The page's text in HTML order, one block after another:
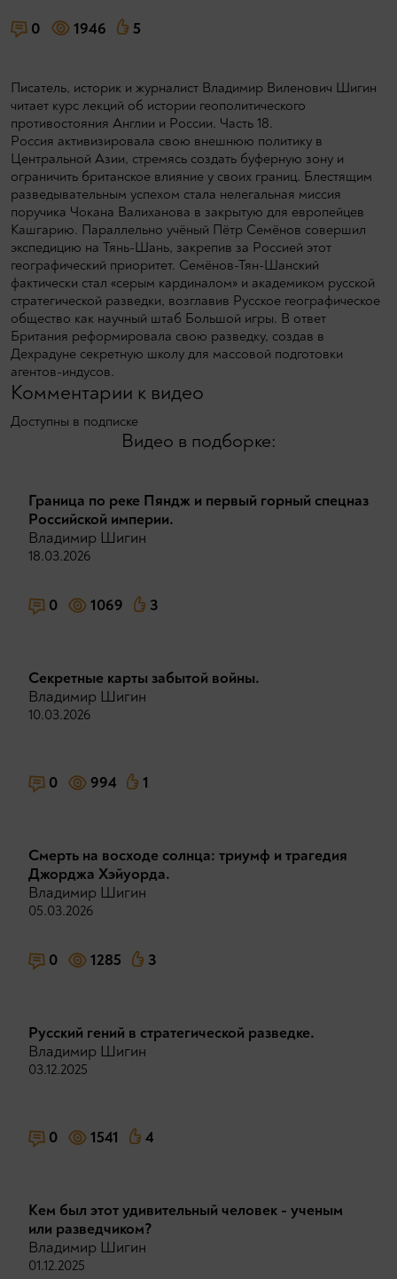
0 1946 5
Писатель, историк и журналист Владимир Виленович Шигин
читает курс лекций об истории геополитического
противостояния Англии и России. Часть 18.
Россия активизировала свою внешнюю политику в
Центральной Азии, стремясь создать буферную зону и
ограничить британское влияние у своих границ. Блестящим
разведывательным успехом стала нелегальная миссия
поручика Чокана Валиханова в закрытую для европейцев
Кашгарию. Параллельно учёный Пётр Семёнов совершил
экспедицию на Тянь-Шань, закрепив за Россией этот
географический приоритет. Семёнов-Тян-Шанский
фактически стал «серым кардиналом» и академиком русской
стратегической разведки, возглавив Русское географическое
общество как научный штаб Большой игры. В ответ
Британия реформировала свою разведку, создав в
Дехрадуне секретную школу для массовой подготовки
агентов-индусов.
Комментарии к видео
Доступны в подписке
Видео в подборке:
Граница по реке Пяндж и первый горный спецназ
Российской империи.
Владимир Шигин
18.03.2026
0 1069 3
Секретные карты забытой войны.
Владимир Шигин
10.03.2026
0 994 1
Смерть на восходе солнца: триумф и трагедия
Джорджа Хэйуорда.
Владимир Шигин
05.03.2026
0 1285 3
Русский гений в стратегической разведке.
Владимир Шигин
03.12.2025
0 1541 4
Кем был этот удивительный человек - ученым
или разведчиком?
Владимир Шигин
01.12.2025